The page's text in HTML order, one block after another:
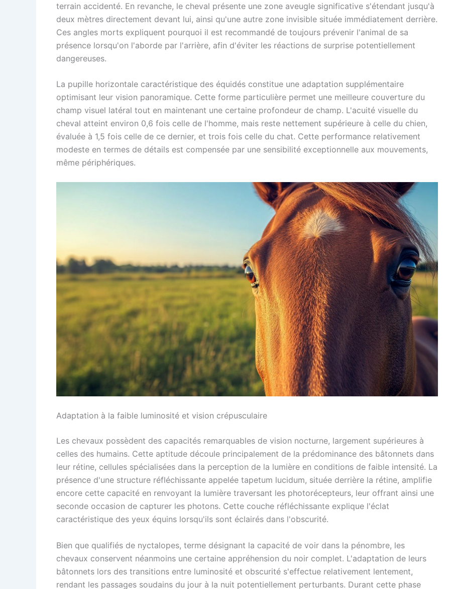
terrain accidenté. En revanche, le cheval présente une zone aveugle significative s'étendant jusqu'à
deux mètres directement devant lui, ainsi qu'une autre zone invisible située immédiatement derrière.
Ces angles morts expliquent pourquoi il est recommandé de toujours prévenir l'animal de sa
présence lorsqu'on l'aborde par l'arrière, afin d'éviter les réactions de surprise potentiellement
dangereuses.
La pupille horizontale caractéristique des équidés constitue une adaptation supplémentaire
optimisant leur vision panoramique. Cette forme particulière permet une meilleure couverture du
champ visuel latéral tout en maintenant une certaine profondeur de champ. L'acuité visuelle du
cheval atteint environ 0,6 fois celle de l'homme, mais reste nettement supérieure à celle du chien,
évaluée à 1,5 fois celle de ce dernier, et trois fois celle du chat. Cette performance relativement
modeste en termes de détails est compensée par une sensibilité exceptionnelle aux mouvements,
même périphériques.
Adaptation à la faible luminosité et vision crépusculaire
Les chevaux possèdent des capacités remarquables de vision nocturne, largement supérieures à
celles des humains. Cette aptitude découle principalement de la prédominance des bâtonnets dans
leur rétine, cellules spécialisées dans la perception de la lumière en conditions de faible intensité. La
présence d'une structure réfléchissante appelée tapetum lucidum, située derrière la rétine, amplifie
encore cette capacité en renvoyant la lumière traversant les photorécepteurs, leur offrant ainsi une
seconde occasion de capturer les photons. Cette couche réfléchissante explique l'éclat
caractéristique des yeux équins lorsqu'ils sont éclairés dans l'obscurité.
Bien que qualifiés de nyctalopes, terme désignant la capacité de voir dans la pénombre, les
chevaux conservent néanmoins une certaine appréhension du noir complet. L'adaptation de leurs
bâtonnets lors des transitions entre luminosité et obscurité s'effectue relativement lentement,
rendant les passages soudains du jour à la nuit potentiellement perturbants. Durant cette phase